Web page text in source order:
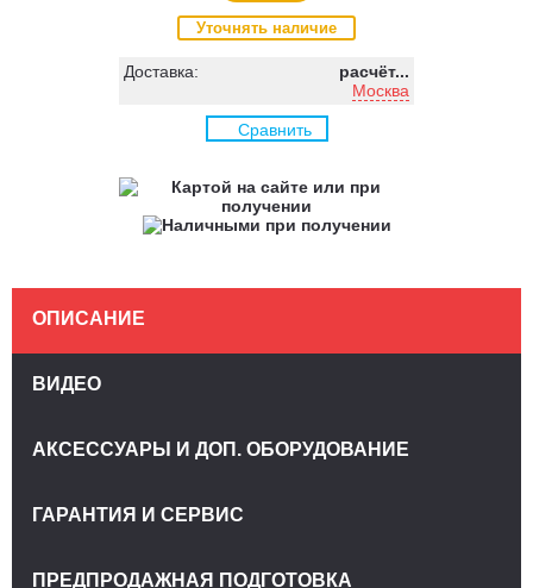
Уточнять наличие
Доставка:
расчёт...
Москва
Сравнить
ОПИСАНИЕ
ВИДЕО
АКСЕССУАРЫ И ДОП. ОБОРУДОВАНИЕ
ГАРАНТИЯ И СЕРВИС
ПРЕДПРОДАЖНАЯ ПОДГОТОВКА